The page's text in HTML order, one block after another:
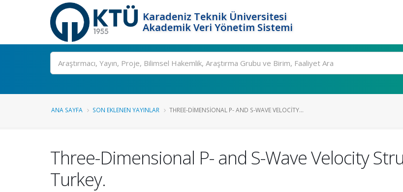
Karadeniz Teknik Üniversitesi
Akademik Veri Yönetim Sistemi
Ara
ANA SAYFA SON EKLENEN YAYINLAR THREE-DIMENSIONAL P- AND S-WAVE VELOCITY...
Three-Dimensional P- and S-Wave Velocity
Turkey.